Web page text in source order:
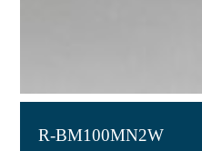
R-BM100MN2W